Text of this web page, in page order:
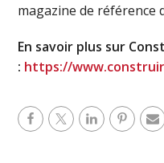
magazine de référence
En savoir plus sur
: https://